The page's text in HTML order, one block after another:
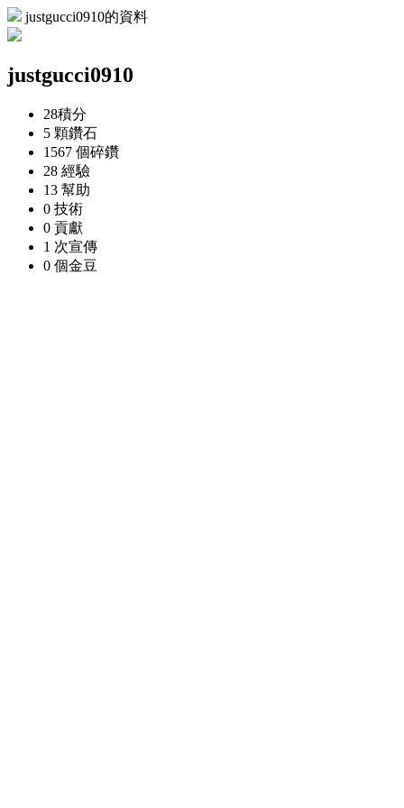
justgucci0910的資料
justgucci0910
28積分
5 顆鑽石
1567 個碎鑽
28 經驗
13 幫助
0 技術
0 貢獻
1 次宣傳
0 個金豆